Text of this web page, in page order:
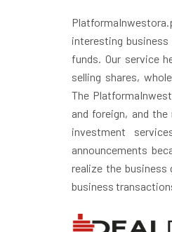
interesting
funds. Our service
selling shares,
The
and foreign, and
investment
announcements
realize the
business